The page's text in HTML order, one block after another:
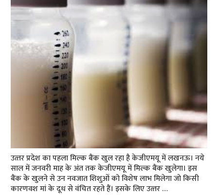
उत्‍तर प्रदेश का पहला मिल्‍क बैंक खुल रहा है केजीएमयू में लखनऊ। नये
साल में जनवरी माह के अंत तक केजीएमयू में मिल्‍क बैंक खुलेगा। इस
बैंक के खुलने से उन नवजात शिशुओं को विशेष लाभ मिलेगा जो किसी
कारणवश मां के दूध से वंचित रहते हैं। इस‍के लिए उत्‍तर …